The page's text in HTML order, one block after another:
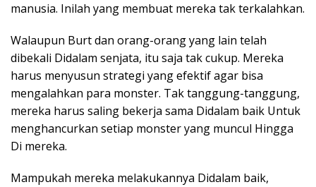
manusia. Inilah yang membuat mereka tak terkalahkan.
Walaupun Burt dan orang-orang yang lain telah
dibekali Didalam senjata, itu saja tak cukup. Mereka
harus menyusun strategi yang efektif agar bisa
mengalahkan para monster. Tak tanggung-tanggung,
mereka harus saling bekerja sama Didalam baik Untuk
menghancurkan setiap monster yang muncul Hingga
Di mereka.
Mampukah mereka melakukannya Didalam baik,